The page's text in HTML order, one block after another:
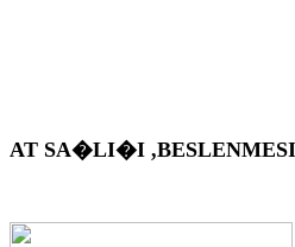
AT SA�LI�I